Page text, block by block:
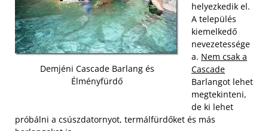
Demjéni Cascade Barlang és
Élményfürdő
helyezkedik el.
A település
kiemelkedő
nevezetessége
a. Nem csak a
Cascade
Barlangot lehet
megtekinteni,
de ki lehet
próbálni a csúszdatornyot, termálfürdőket és más